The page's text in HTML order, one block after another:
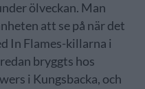
ölveckan. Man
att se på när det
In Flames-killarna i
bryggts hos
i Kungsbacka, och